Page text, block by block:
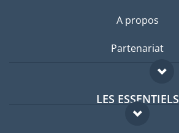
A propos
Partenariat
LES ESSENTIELS
Forum expatriés